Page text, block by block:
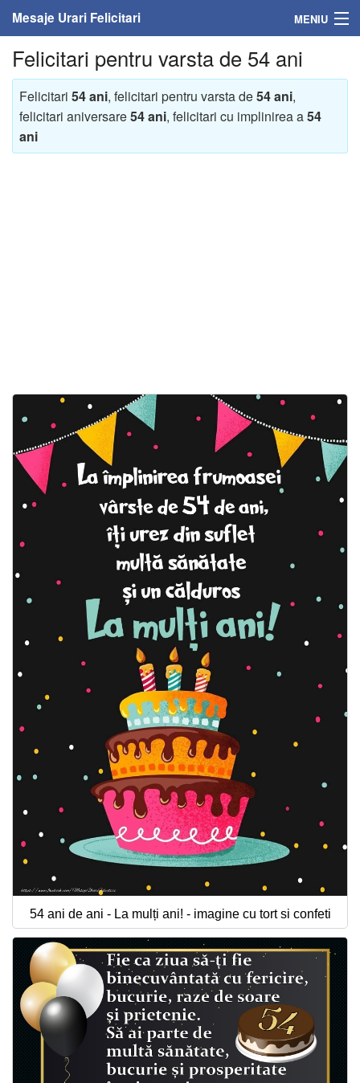
Mesaje Urari Felicitari MENIU
Home
Mesaje
Felicitari
Felicitari muzicale
Felicitari muzicale personalizate
Felicitari animate
Invitatii personalizate
Conecteaza-te
Felicitari pentru varsta de 54 ani
Felicitari 54 ani, felicitari pentru varsta de54 ani,
felicitari aniversare54 ani, felicitari cu implinirea a54
ani
54 ani de ani - La mulți ani! - imagine cu tort si confeti